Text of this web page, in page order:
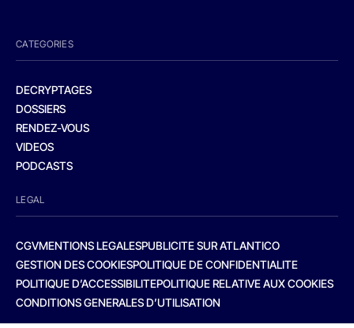
CATEGORIES
DECRYPTAGES
DOSSIERS
RENDEZ-VOUS
VIDEOS
PODCASTS
LEGAL
CGVMENTIONS LEGALESPUBLICITE SUR ATLANTICO
GESTION DES COOKIESPOLITIQUE DE CONFIDENTIALITE
POLITIQUE D’ACCESSIBILITEPOLITIQUE RELATIVE AUX COOKIES
CONDITIONS GENERALES D’UTILISATION